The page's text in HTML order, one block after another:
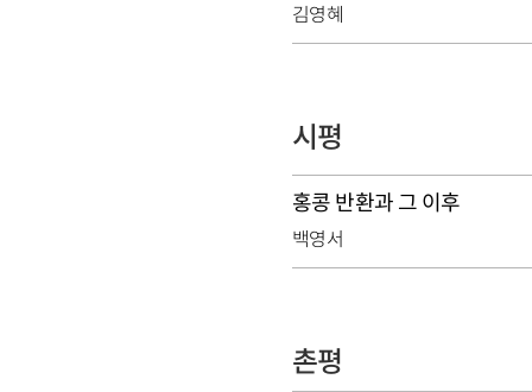
김영혜
시평
홍콩 반환과 그 이후
백영서
촌평